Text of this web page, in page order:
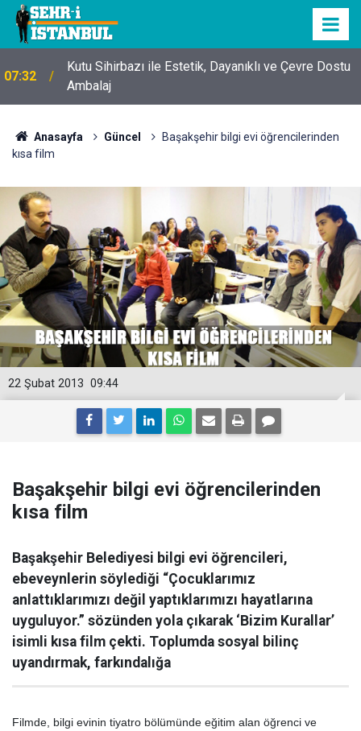
07:32
Kutu Sihirbazı ile Estetik, Dayanıklı ve Çevre Dostu
Ambalaj
Anasayfa Güncel
Başakşehir bilgi evi öğrencilerinden
kısa film
09:44
22 Şubat 2013
Başakşehir bilgi evi öğrencilerinden
kısa film
Başakşehir Belediyesi bilgi evi öğrencileri,
ebeveynlerin söylediği “Çocuklarımız
anlattıklarımızı değil yaptıklarımızı hayatlarına
uyguluyor.” sözünden yola çıkarak ‘Bizim Kurallar’
isimli kısa film çekti. Toplumda sosyal bilinç
uyandırmak, farkındalığa
Filmde, bilgi evinin tiyatro bölümünde eğitim alan öğrenci ve